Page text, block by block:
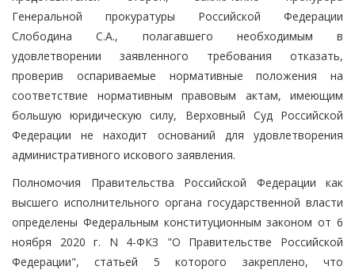
Генеральной прокуратуры Российской Федерации
Слободина С.А., полагавшего необходимым в
удовлетворении заявленного требования отказать,
проверив оспариваемые нормативные положения на
соответствие нормативным правовым актам, имеющим
большую юридическую силу, Верховный Суд Российской
Федерации не находит оснований для удовлетворения
административного искового заявления.
Полномочия Правительства Российской Федерации как
высшего исполнительного органа государственной власти
определены Федеральным конституционным законом от 6
ноября 2020 г. N 4-ФКЗ "О Правительстве Российской
Федерации", статьей 5 которого закреплено, что